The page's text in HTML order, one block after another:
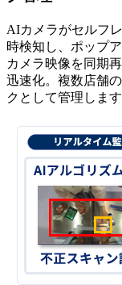
AIカメラがセルフ
時検知し、ポップ
カメラ映像を同期
迅速化。複数店舗
クとして管理します